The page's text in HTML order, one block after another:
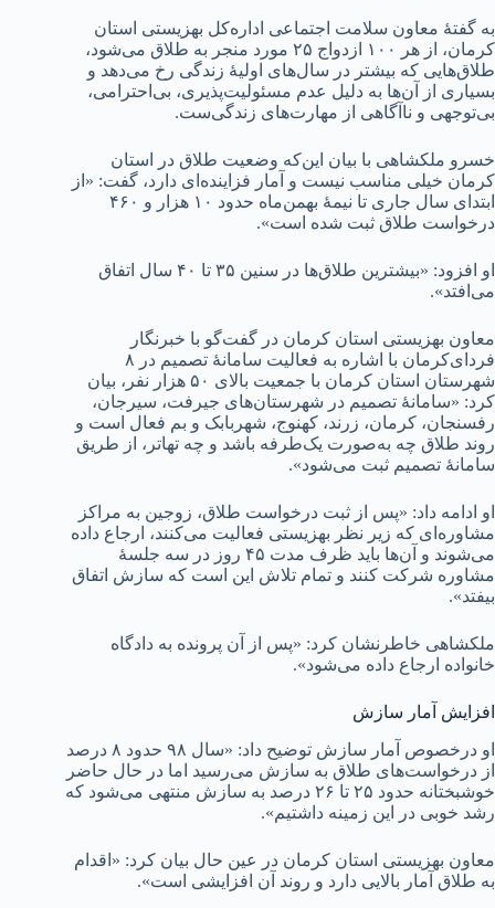
به گفتۀ معاون سلامت اجتماعی اداره‌کل بهزیستی استان
کرمان، از هر ۱۰۰ ازدواج ۲۵ مورد منجر به طلاق می‌شود،
طلاق‌هایی که بیشتر در سال‌های اولیۀ زندگی رخ می‌دهد و
بسیاری از آن‌ها به دلیل عدم مسئولیت‌پذیری، بی‌احترامی،
بی‌توجهی و ناآگاهی از مهارت‌های زندگی‌ست.
خسرو ملکشاهی با بیان این‌که وضعیت طلاق در استان
کرمان خیلی مناسب نیست و آمار فزاینده‌ای دارد، گفت: «از
ابتدای سال جاری تا نیمۀ بهمن‌ماه حدود ۱۰ هزار و ۴۶۰
درخواست طلاق ثبت شده است».
او افزود: «بیشترین طلاق‌ها در سنین ۳۵ تا ۴۰ سال اتفاق
می‌افتد».
معاون بهزیستی استان کرمان در گفت‌گو با خبرنگار
فردای‌کرمان با اشاره به فعالیت سامانۀ تصمیم در ۸
شهرستان استان کرمان با جمعیت بالای ۵۰ هزار نفر، بیان
کرد: «سامانۀ تصمیم در شهرستان‌های جیرفت، سیرجان،
رفسنجان، کرمان، زرند، کهنوج، شهربابک و بم فعال است و
روند طلاق چه به‌صورت یک‌طرفه باشد و چه تهاتر، از طریق
سامانۀ تصمیم ثبت می‌شود».
او ادامه داد: «پس از ثبت درخواست طلاق، زوجین به مراکز
مشاوره‌ای که زیر نظر بهزیستی فعالیت می‌کنند، ارجاع داده
می‌شوند و آن‌ها باید ظرف مدت ۴۵ روز در سه جلسۀ
مشاوره شرکت کنند و تمام تلاش این است که سازش اتفاق
بیفتد».
ملکشاهی خاطرنشان کرد: «پس از آن پرونده به دادگاه
خانواده ارجاع داده می‌شود».
افزایش آمار سازش
او درخصوص آمار سازش توضیح داد: «سال ۹۸ حدود ۸ درصد
از درخواست‌های طلاق به سازش می‌رسید اما در حال حاضر
خوشبختانه حدود ۲۵ تا ۲۶ درصد به سازش منتهی می‌شود که
رشد خوبی در این زمینه داشتیم».
معاون بهزیستی استان کرمان در عین حال بیان کرد: «اقدام
به طلاق آمار بالایی دارد و روند آن افزایشی است».